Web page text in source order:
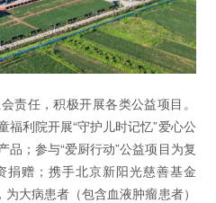
责任，积极开展各类公益项目。
利院开展“守护儿时记忆”爱心公
；参与“爱厨行动”公益项目为复
捐赠；携手北京新阳光慈善基金
大病患者（包含血液肿瘤患者）